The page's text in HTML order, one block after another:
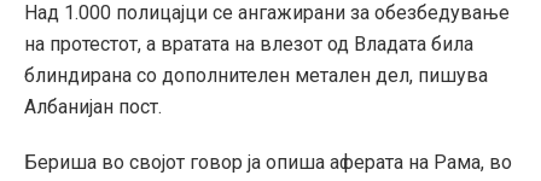
Над 1.000 полицајци се ангажирани за обезбедување
на протестот, а вратата на влезот од Владата била
блиндирана со дополнителен метален дел, пишува
Албанијан пост.
Бериша во својот говор ја опиша аферата на Рама, во